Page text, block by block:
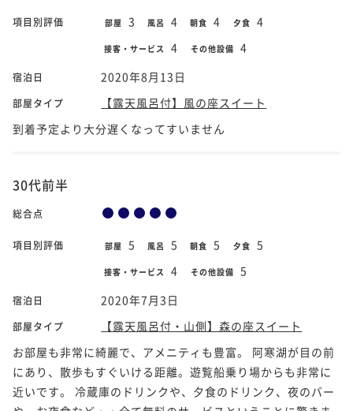
項目別評価 部屋 3 風呂 4 朝食 4 夕食 4
接客・サービス 4 その他設備 4
宿泊日 2020年8月13日
部屋タイプ
【露天風呂付】風の座スイート
到着予定より大分遅くなってすいません
30代前半
総合点
項目別評価 部屋 5 風呂 5 朝食 5 夕食 5
接客・サービス 4 その他設備 5
宿泊日 2020年7月3日
部屋タイプ
【露天風呂付・山側】森の座スイート
お部屋も非常に綺麗で、アメニティも豊富。 阿寒湖が目の前
にあり、散歩もすぐいける距離。遊覧船乗り場からも非常に
近いです。 冷蔵庫のドリンクや、夕食のドリンク、夜のバー